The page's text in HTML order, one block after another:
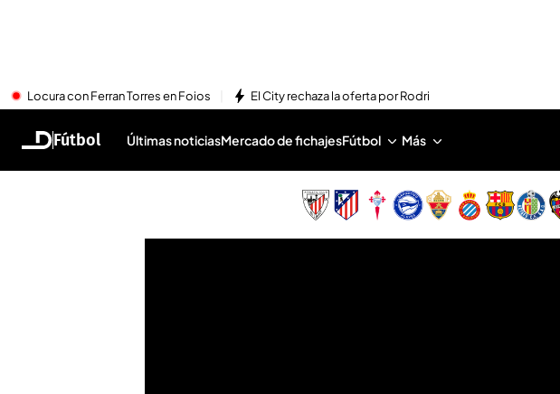
Locura con Ferran Torres en Foios El City rechaza la oferta por Rodri
Fútbol Últimas noticiasMercado de fichajesFútbol Más